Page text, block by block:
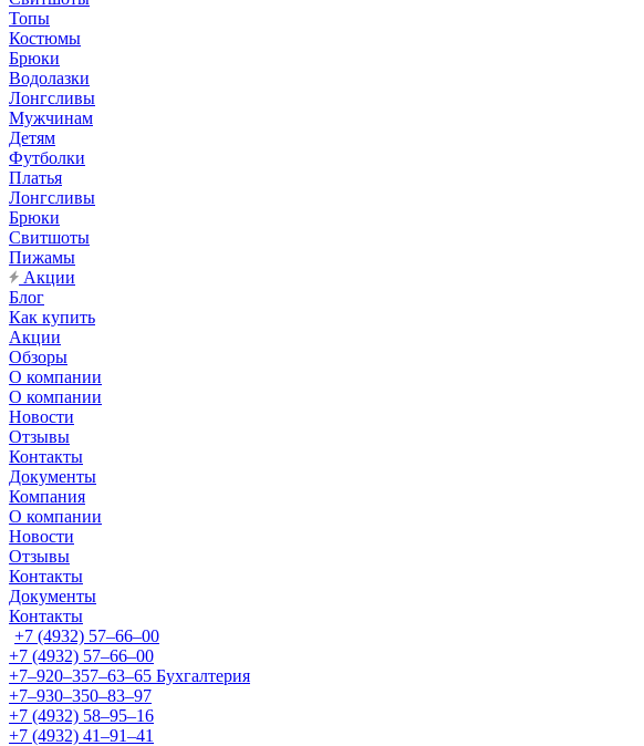
Топы
Костюмы
Брюки
Водолазки
Лонгсливы
Мужчинам
Детям
Футболки
Платья
Лонгсливы
Брюки
Свитшоты
Пижамы
Акции
Блог
Как купить
Акции
Обзоры
О компании
О компании
Новости
Отзывы
Контакты
Документы
Компания
О компании
Новости
Отзывы
Контакты
Документы
Контакты
+7 (4932) 57‒66‒00
+7 (4932) 57‒66‒00
+7‒920‒357‒63‒65 Бухгалтерия
+7‒930‒350‒83‒97
+7 (4932) 58‒95‒16
+7 (4932) 41‒91‒41